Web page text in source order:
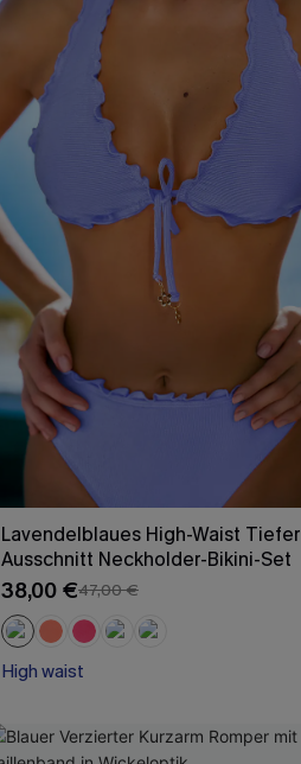
Lavendelblaues High-Waist Tiefer
Ausschnitt Neckholder-Bikini-Set
38,00 €47,00 €
High waist